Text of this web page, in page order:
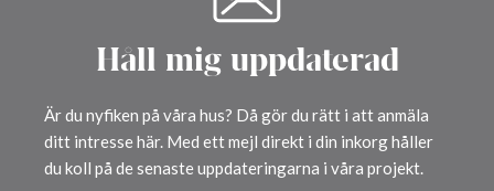
Håll mig uppdaterad
Är du nyfiken på våra hus? Då gör du rätt i att anmäla
ditt intresse här. Med ett mejl direkt i din inkorg håller
du koll på de senaste uppdateringarna i våra projekt.